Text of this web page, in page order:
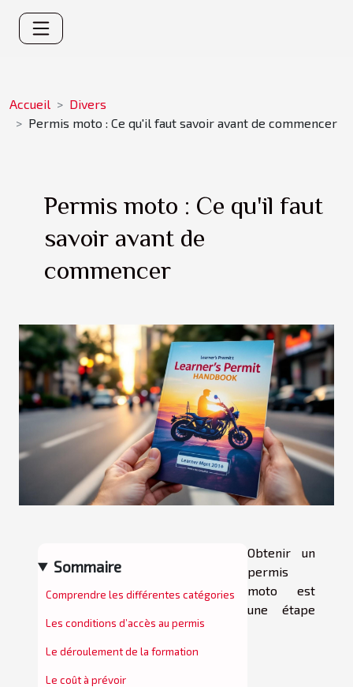
Accueil
Divers
Permis moto : Ce qu'il faut savoir avant de commencer
Permis moto : Ce qu'il faut
savoir avant de
commencer
Sommaire
Comprendre les différentes catégories
Les conditions d’accès au permis
Le déroulement de la formation
Le coût à prévoir
Obtenir un
permis
moto est
une étape